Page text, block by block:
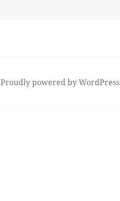
Proudly powered by WordPress